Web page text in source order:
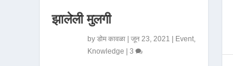
झालेली मुलगी
byडोम कावळा |जून 23, 2021 | Event
Knowledge |3